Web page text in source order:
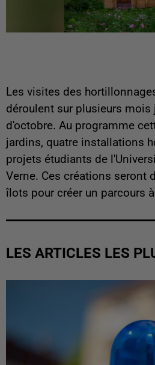
Les visites des
déroulent sur plusieurs mois
d'octobre. Au programme
jardins, quatre installations
projets étudiants de
Verne. Ces créations seront
îlots pour créer un parcours
LES ARTICLES LES